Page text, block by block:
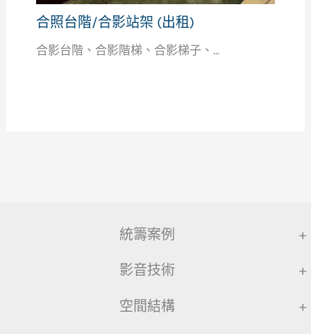
合照台階/合影站架 (出租)
合影台階、合影階梯、合影梯子、...
統籌案例 +
影音技術 +
空間結構 +